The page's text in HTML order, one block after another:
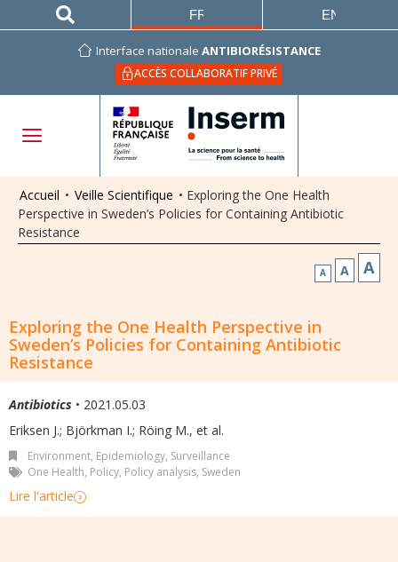
Interface nationale ANTIBIORÉSISTANCE
ACCÈS COLLABORATIF PRIVÉ
FRANÇAIS ENGLISH
Accueil • Veille Scientifique • Exploring the One Health
Perspective in Sweden’s Policies for Containing Antibiotic
Resistance
A A A
Exploring the One Health Perspective in
Sweden’s Policies for Containing Antibiotic
Resistance
Antibiotics • 2021.05.03
Eriksen J.; Björkman I.; Röing M., et al.
Environment, Epidemiology, Surveillance
One Health, Policy, Policy analysis, Sweden
Lire l'article